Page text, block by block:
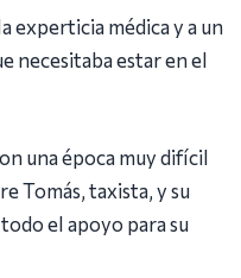
experticia médica y a un
necesitaba estar en el
una época muy difícil
Tomás, taxista, y su
el apoyo para su